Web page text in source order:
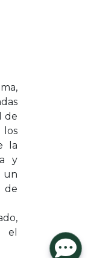
de
los
la
y
un
de
el